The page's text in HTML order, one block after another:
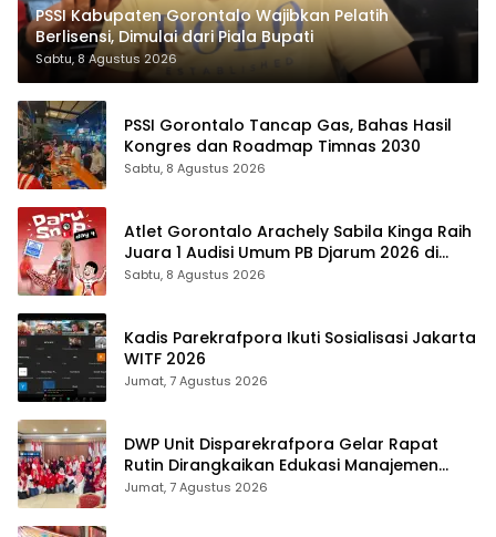
PSSI Kabupaten Gorontalo Wajibkan Pelatih
Berlisensi, Dimulai dari Piala Bupati
Sabtu, 8 Agustus 2026
PSSI Gorontalo Tancap Gas, Bahas Hasil
Kongres dan Roadmap Timnas 2030
Sabtu, 8 Agustus 2026
Atlet Gorontalo Arachely Sabila Kinga Raih
Juara 1 Audisi Umum PB Djarum 2026 di
Makassar
Sabtu, 8 Agustus 2026
Kadis Parekrafpora Ikuti Sosialisasi Jakarta
WITF 2026
Jumat, 7 Agustus 2026
DWP Unit Disparekrafpora Gelar Rapat
Rutin Dirangkaikan Edukasi Manajemen
Stres
Jumat, 7 Agustus 2026